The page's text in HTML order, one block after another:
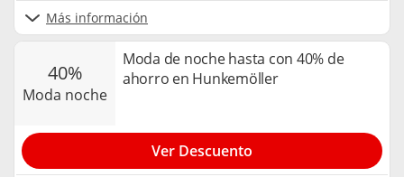
Más información
40%
moda noche
Moda de noche hasta con 40% de
ahorro en Hunkemöller
Ver Descuento